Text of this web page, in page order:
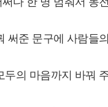
써준 문구에 사람들
의 마음까지 바꿔